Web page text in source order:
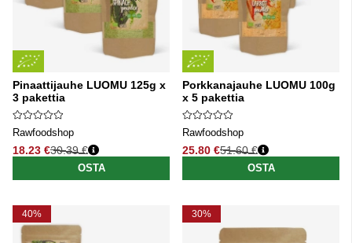
Pinaattijauhe LUOMU 125g x
3 pakettia
Rawfoodshop
18.23 €
Normaali hinta
30.39 €
OSTA
Porkkanajauhe LUOMU 100g
x 5 pakettia
Rawfoodshop
25.80 €
Normaali hinta
51.60 €
OSTA
40% 30%